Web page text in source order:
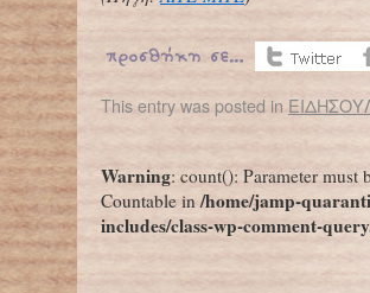
This entry was posted in
←
ΠΟΥ: Ας το αποδεχτούμε, ο κορωνοϊός μπορεί να μη φύγει ποτέ – Προειδοποίηση για την ψυχική υγεία παιδιών, νέων και εργαζομένων στον τομέα της υγείας
Warning: count(): Parameter must
Countable in/home/jamp-
includes/class-wp-comment-